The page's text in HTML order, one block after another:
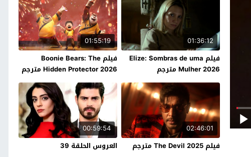
01:36:12
فيلم Elize: Sombras de uma
Mulher 2026 مترجم
01:55:19
فيلم Boonie Bears: The
Hidden Protector 2026 مترجم
02:46:01
فيلم The Devil 2025 مترجم
00:59:54
العروس الحلقة 39